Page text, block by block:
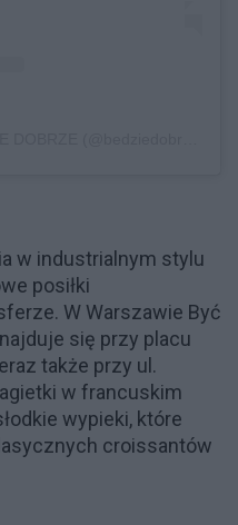
w industrialnym stylu
posiłki
W Warszawie Być
się przy placu
także przy ul.
w francuskim
wypieki, które
croissantów